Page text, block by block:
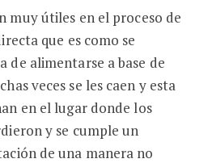
muy útiles en el proceso de
que es como se
de alimentarse a base de
veces se les caen y esta
en el lugar donde los
y se cumple un
de una manera no